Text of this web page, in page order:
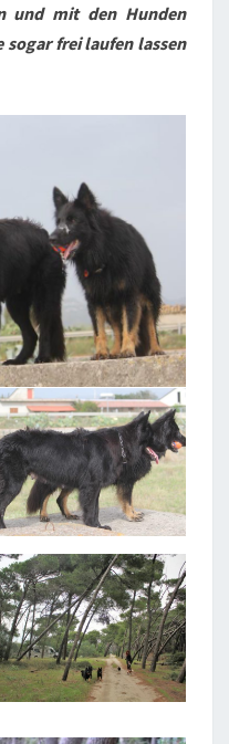
und mit den Hunden
sogar frei laufen lassen